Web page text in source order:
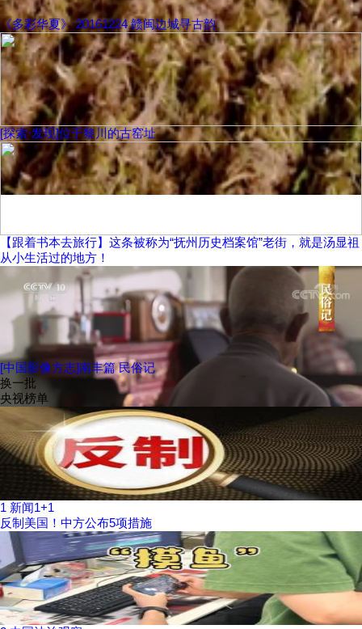
《多彩华夏》 20161224 赣闽边城寻古韵
[探索·发现]位于黎川的古窑址
【跟着书本去旅行】这条被称为“抚州历史档案馆”老街，就是汤显祖
从小生活过的地方！
[中国影像方志]南丰篇 民俗记
换一批
央视榜单
1 新闻1+1
反制美国！中方公布5项措施